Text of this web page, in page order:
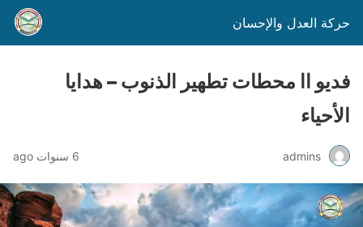
حركة العدل والإحسان
فديو اا محطات تطهير الذنوب – هدايا
الأحياء
admins 6 سنوات ago